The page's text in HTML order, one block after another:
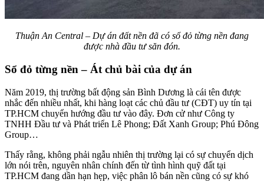
Thuận An Central – Dự án đất nền đã có sổ đỏ từng nền đang
được nhà đầu tư săn đón.
Sổ đỏ từng nền – Át chủ bài của dự án
Năm 2019, thị trường bất động sản Bình Dương là cái tên được
nhắc đến nhiều nhất, khi hàng loạt các chủ đầu tư (CĐT) uy tín tại
TP.HCM chuyển hướng đầu tư vào đây. Đơn cử như Công ty
TNHH Đầu tư và Phát triển Lê Phong; Đất Xanh Group; Phú Đông
Group…
Thấy rằng, không phải ngẫu nhiên thị trường lại có sự chuyển dịch
lớn nói trên, nguyên nhân chính đến từ tình hình quỹ đất tại
TP.HCM đang dần hạn hẹp, việc phân lô bán nền cũng có sự khó